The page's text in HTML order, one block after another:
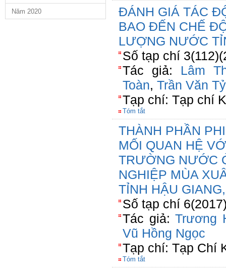
Năm 2020
ĐÁNH GIÁ TÁC
BAO ĐẾN CHẾ
LƯỢNG NƯỚC
Số tạp chí
Tác giả: Lâm
Toàn, Trần Văn Tỷ
Tạp chí: Tạp chí
Tóm tắt
THÀNH PHẦN
MỐI QUAN HỆ
TRƯỜNG NƯỚC
NGHIỆP MÙA
TỈNH HẬU
Số tạp chí
Tác giả:Trương
Vũ Hồng Ngọc
Tạp chí: Tạp Chí
Tóm tắt